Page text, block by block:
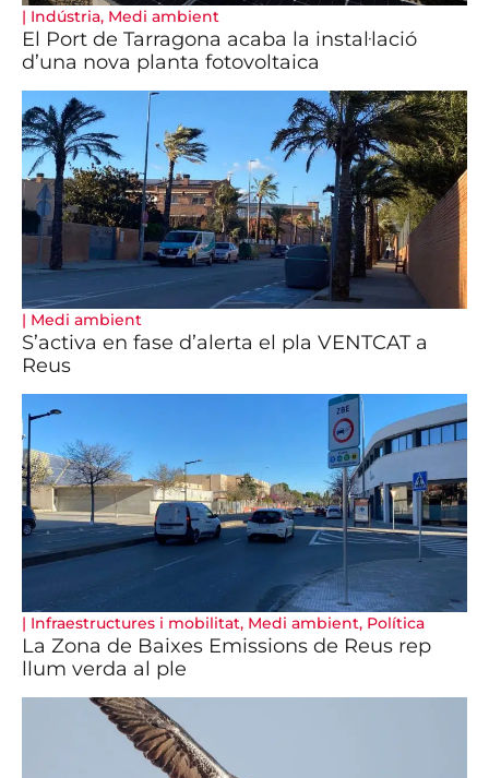
| Indústria, Medi ambient
El Port de Tarragona acaba la instal·lació
d’una nova planta fotovoltaica
| Medi ambient
S’activa en fase d’alerta el pla VENTCAT a
Reus
| Infraestructures i mobilitat, Medi ambient, Política
La Zona de Baixes Emissions de Reus rep
llum verda al ple